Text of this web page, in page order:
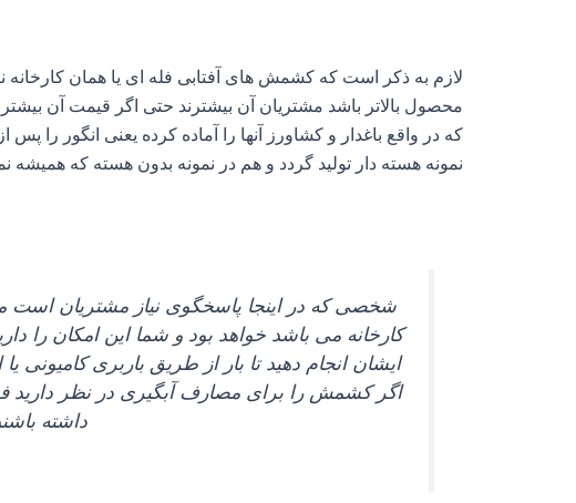
لازم به ذکر است که کشمش‌ های آفتابی فله‌ ای یا همان
محصول بالاتر باشد مشتریان آن بیشترند حتی اگر قیمت آن
که در واقع باغدار و کشاورز آنها را آماده کرده یعنی انگور
نمونه هسته‌ دار تولید گردد و هم در نمونه بدون هسته که همیشه
شخصی که در اینجا پاسخگوی نیاز مشتریان است
کارخانه می‌ باشد خواهد بود و شما این امکان را
ایشان انجام دهید تا بار از طریق باربری کامیونی
اگر کشمش را برای مصارف آبگیری در نظر
داشته